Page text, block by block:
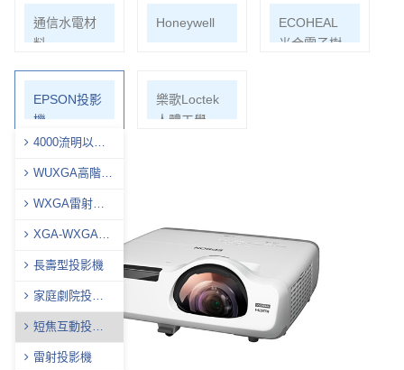
通信水電材
料
Honeywell
ECOHEAL
光合電子樹
EPSON投影
機
4000流明以下
WUXGA高階投
WXGA雷射投
XGA-WXGA投
長壽型投影機
家庭劇院投影
機
短焦互動投影
機
雷射投影機
樂歌Loctek
人體工學